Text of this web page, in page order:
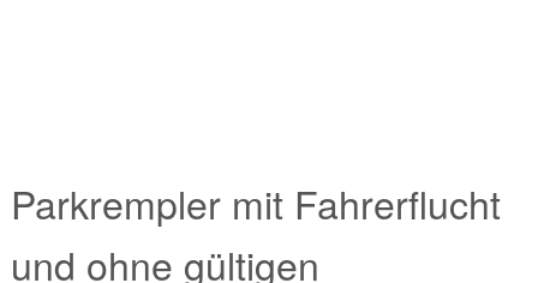
Parkrempler mit Fahrerflucht
und ohne gültigen